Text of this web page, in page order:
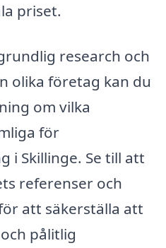
priset.
research och
olika företag kan du
om vilka
för
i Skillinge. Se till att
referenser och
att säkerställa att
pålitlig